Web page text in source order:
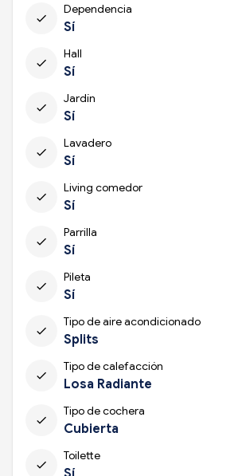
check
Dependencia
Sí
check
Hall
Sí
check
Jardín
Sí
check
Lavadero
Sí
check
Living comedor
Sí
check
Parrilla
Sí
check
Pileta
Sí
check
Tipo de aire acondicionado
Splits
check
Tipo de calefacción
Losa Radiante
check
Tipo de cochera
Cubierta
check
Toilette